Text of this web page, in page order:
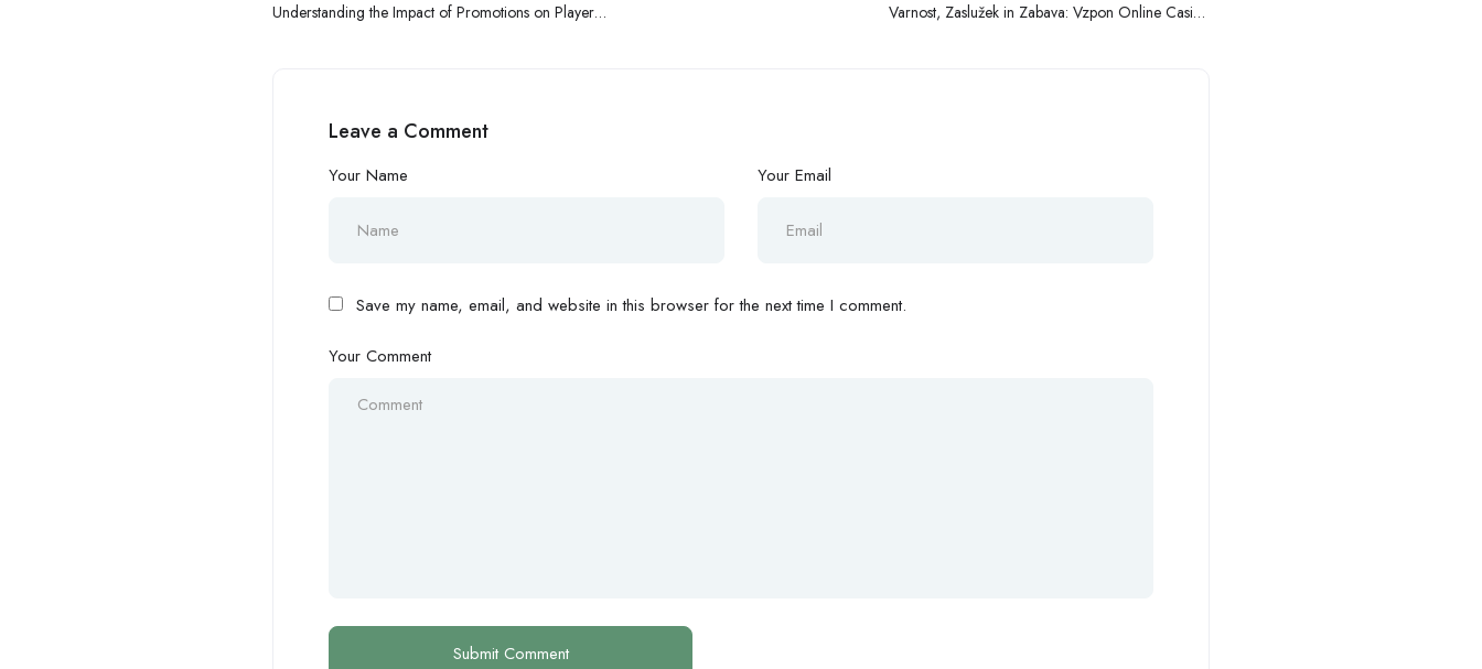
Understanding the Impact of Promotions on Player
Varnost, Zaslužek in Zabava: Vzpon Online Casino
Leave a Comment
Your Name Your Email
Save my name, email, and website in this browser for the next time I comment.
Your Comment